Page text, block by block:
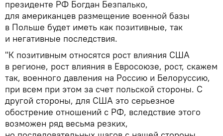
президенте РФ Богдан Безпалько,
для американцев размещение военной базы
в Польше будет иметь как позитивные, так
и негативные последствия.
"К позитивным относятся рост влияния США
в регионе, рост влияния в Евросоюзе, рост, скажем
так, военного давления на Россию и Белоруссию,
при всем при этом за счет польской стороны. С
другой стороны, для США это серьезное
обострение отношений с РФ, вследствие этого
возможен ряд весьма резких,